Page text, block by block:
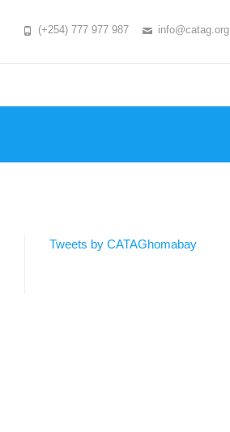
(+254) 777 977 987 info@catag.org
Tweets by CATAGhomabay